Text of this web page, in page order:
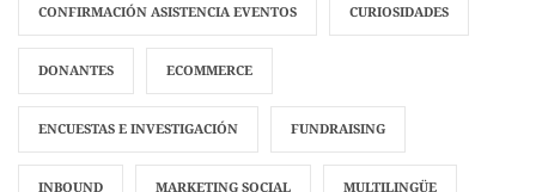
CONFIRMACIÓN ASISTENCIA EVENTOS CURIOSIDADES
DONANTES ECOMMERCE
ENCUESTAS E INVESTIGACIÓN FUNDRAISING
INBOUND MARKETING SOCIAL MULTILINGÜE